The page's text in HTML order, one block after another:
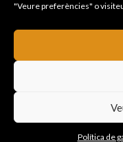
"Veure preferències" o
Política de
Avís Legal